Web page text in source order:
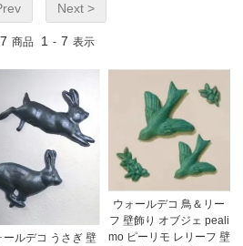
Next >
7 商品 1 - 7 表示
ールデコ うさぎ 壁
ウォールデコ 鳥＆リー
フ 壁飾り オブジェ peali
mo ピーリモ レリーフ 壁